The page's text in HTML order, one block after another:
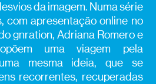
da imagem. Numa série
com apresentação online no
gnration, Adriana Romero e
uma viagem pela
mesma ideia, que se
recorrentes, recuperadas